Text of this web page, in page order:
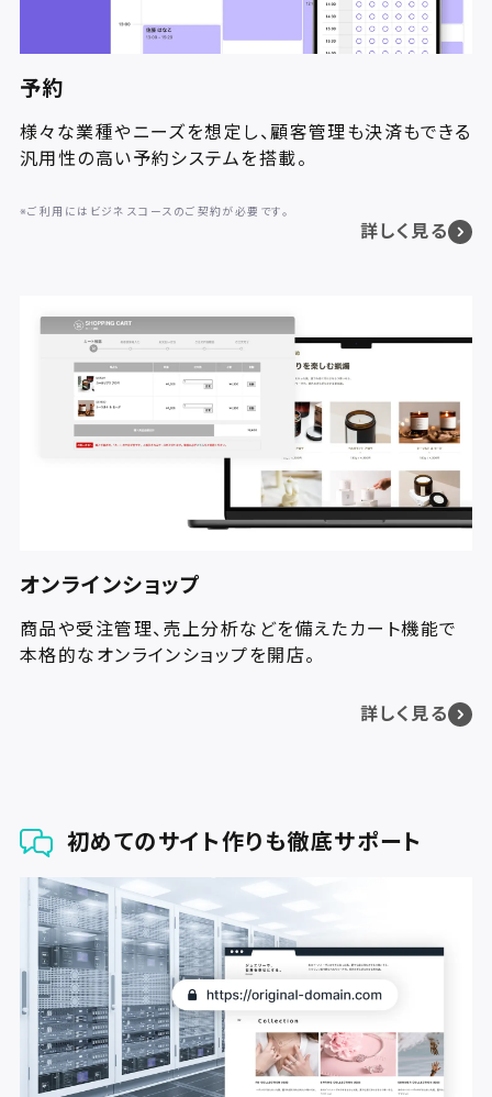
予約
様々な業種やニーズを想定し、顧客管理も決済もできる
汎用性の高い予約システムを搭載。
※ご利用にはビジネスコースのご契約が必要です。
詳しく見る
オンラインショップ
商品や受注管理、売上分析などを備えたカート機能で
本格的なオンラインショップを開店。
詳しく見る
初めてのサイト作りも徹底サポート